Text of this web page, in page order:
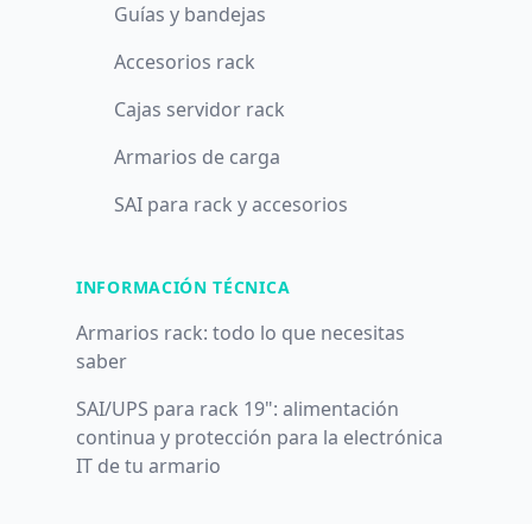
Guías y bandejas
Accesorios rack
Cajas servidor rack
Armarios de carga
SAI para rack y accesorios
INFORMACIÓN TÉCNICA
Armarios rack: todo lo que necesitas
saber
SAI/UPS para rack 19": alimentación
continua y protección para la electrónica
IT de tu armario